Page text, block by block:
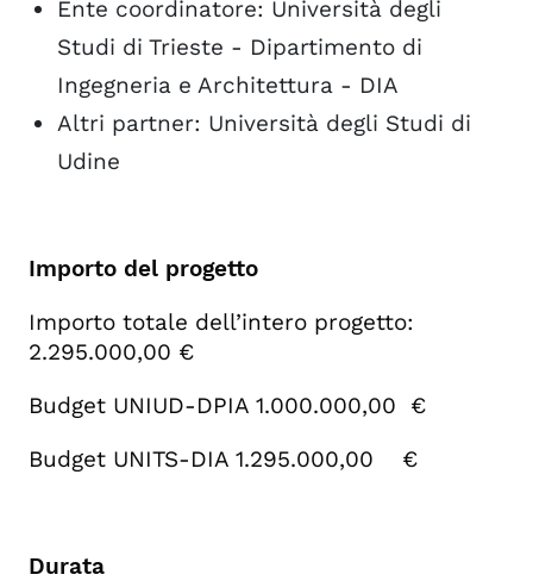
Ente coordinatore: Università degli
Studi di Trieste - Dipartimento di
Ingegneria e Architettura - DIA
Altri partner: Università degli Studi di
Udine
Importo del progetto
Importo totale dell’intero progetto:
2.295.000,00 €
Budget UNIUD-DPIA 1.000.000,00 €
Budget UNITS-DIA 1.295.000,00 €
Durata